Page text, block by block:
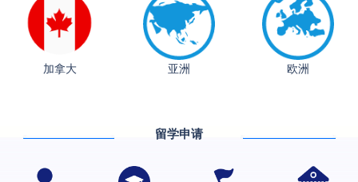
加拿大 亚洲 欧洲
留学申请
从上海财大2+2到谢菲尔德：低均分逆袭QS百强金
香港理工大学王牌专业录取案例